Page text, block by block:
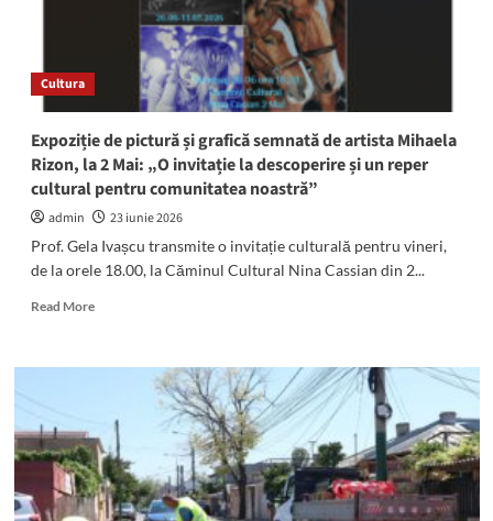
comunei
Cultura
Expoziție de pictură și grafică semnată de artista Mihaela
Rizon, la 2 Mai: „O invitație la descoperire și un reper
cultural pentru comunitatea noastră”
admin
23 iunie 2026
Prof. Gela Ivașcu transmite o invitație culturală pentru vineri,
de la orele 18.00, la Căminul Cultural Nina Cassian din 2...
Read MoreRead
Expoziție
grafică
semnată
de
artista